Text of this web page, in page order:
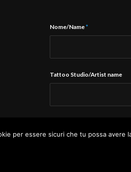
Nome/Name*
Tattoo Studio/Artist name
per essere sicuri che tu possa